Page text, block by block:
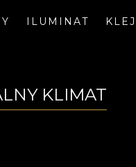
ILUMINAT KLEJ
KLIMAT